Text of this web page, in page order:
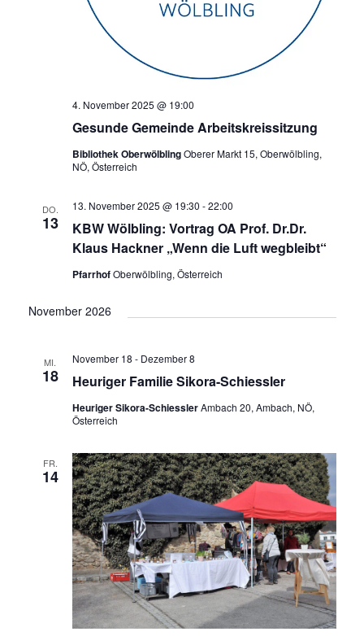
Gesunde Gemeinde Arbeitskreissitzung
4. November 2025 @ 19:00
Bibliothek OberwölblingOberer Markt 15, Oberwölbling,
NÖ, Österreich
DO.
13
KBW Wölbling: Vortrag OA Prof. Dr.Dr.
Klaus Hackner „Wenn die Luft wegbleibt“
13. November 2025 @ 19:30 -22:00
PfarrhofOberwölbling, Österreich
November 2026
MI.
18 Heuriger Familie Sikora-Schiessler
November 18 - Dezember 8
Heuriger Sikora-SchiesslerAmbach 20, Ambach, NÖ,
Österreich
FR.
14